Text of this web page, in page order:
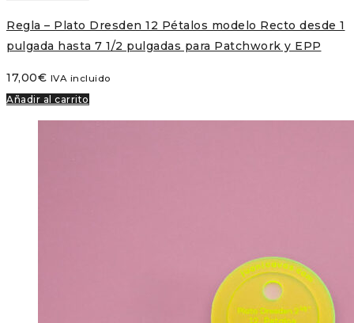
Regla – Plato Dresden 12 Pétalos modelo Recto desde 1
pulgada hasta 7 1/2 pulgadas para Patchwork y EPP
17,00€ IVA incluido
Añadir al carrito